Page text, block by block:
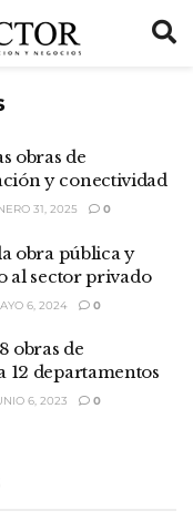
obras de
y conectividad
31, 2025 0
obra pública y
al sector privado
6, 2024 0
obras de
departamentos
6, 2023 0